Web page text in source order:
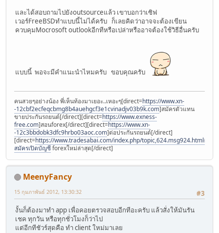
และได้สอบถามไปยังoutsourceแล้ว เขาบอกว่าเซิฟ
เวอร์FreeBSDทำแบบนี้ไม่ได้ครับ ก็เลยคิดว่าอาจจะต้องเขียน
ควบคุมMocrosoft outlookอีกทีหรือเปล่าหรืออาจต้องใช้วิธีอื่นครับ
แบบนี้ พอจะมีคำแนะนำไหมครับ ขอบคุณครับ
คนสวยๆอย่างน้อง พี่เห็นท้องมาเยอะ..เหอะๆ[direct=https://www.xn-
-12cbf2ecfeqcbmg8b4auehgcf3e1cvinadjv03b9k.com]สมัครตัวแทน
ขายประกันรถยนต์[/direct][direct=https://www.exness-
free.com]สอนforex[/direct][direct=https://www.xn-
-12c3bbdobk3dfc9hrbo03aoc.com]ต่อประกันรถยนต์[/direct]
[direct=https://www.tradesabai.com/index.php/
สมัครเปิดบัญชีforexใหม่ล่าสุด[/direct]
MeenyFancy
#3
15 กุมภาพันธ์ 2012, 13:30:32
งั้นก็ต้องมาทำ app เพื่อคอยตรวจสอบอีกทีอะครับ แล้วสั่งให้มันรัน
เชค ทุกวัน หรือทุกชั่วโมงก็ว่าไป
แต่อีกทีชัวร์สุดคือ ทำ client ใหม่มาเลย